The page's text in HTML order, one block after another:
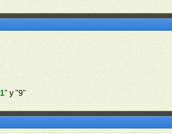
1" y "9"